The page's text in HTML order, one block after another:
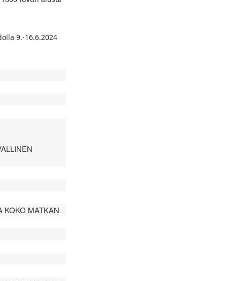
9.-16.6.2024
KOKO MATKAN